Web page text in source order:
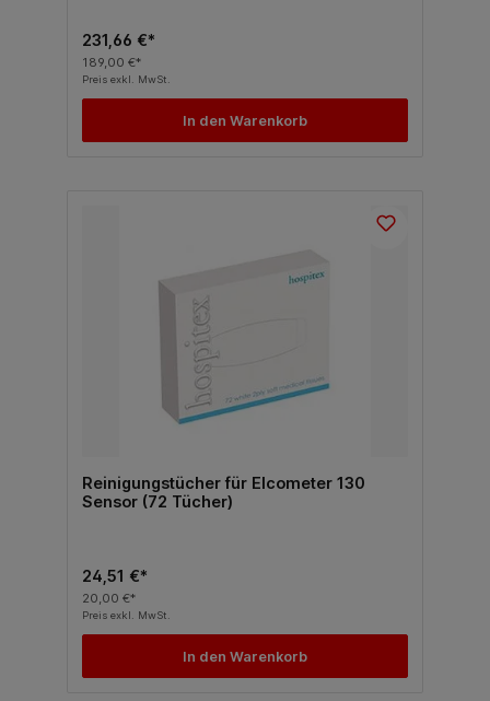
231,66 €*
189,00 €*
Preis exkl. MwSt.
In den Warenkorb
Reinigungstücher für Elcometer 130
Sensor (72 Tücher)
24,51 €*
20,00 €*
Preis exkl. MwSt.
In den Warenkorb